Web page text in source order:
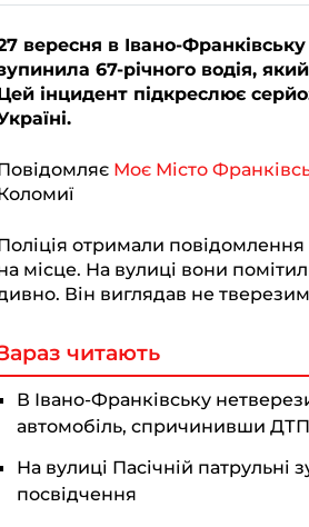
e
l
e
g
a
m
a
c
e
b
o
h
a
t
s
p
i
b
e
r
o
p
y
L
n
вересня в Івано-
67-річного водія,
інцидент підкреслює
Моє Місто
отримали
місце. На вулиці вони
Він виглядав не
читають
В Івано-Франківську
автомобіль, спричинивши ДТП
На вулиці Пасічній патрульні
посвідчення